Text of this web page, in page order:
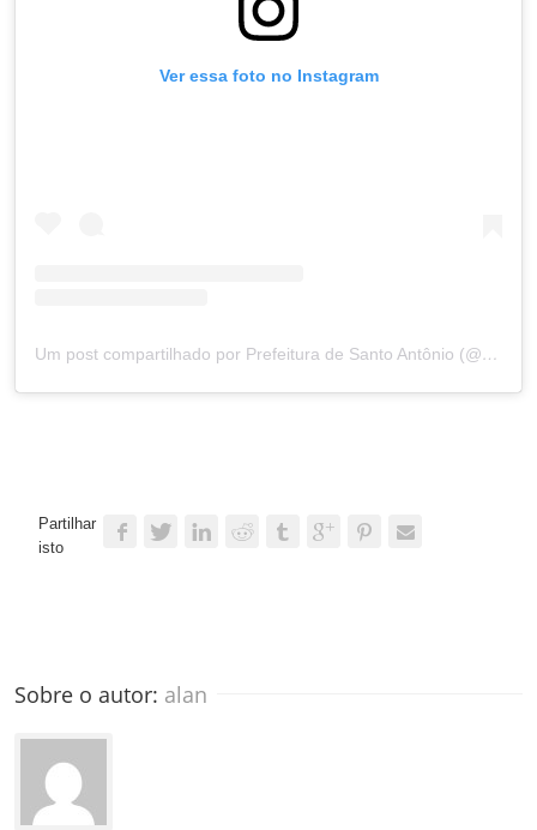
Ver essa foto no Instagram
Um post compartilhado por Prefeitura de Santo Antônio (@prefsantoantonio)
Partilhar
isto
Sobre o autor: alan